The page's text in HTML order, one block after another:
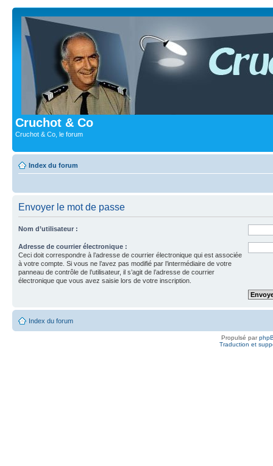
Cruchot & Co
Cruchot & Co, le forum
Index du forum
Envoyer le mot de passe
Nom d’utilisateur :
Adresse de courrier électronique :
Ceci doit correspondre à l’adresse de courrier électronique qui est associée
à votre compte. Si vous ne l’avez pas modifié par l’intermédiaire de votre
panneau de contrôle de l’utilisateur, il s’agit de l’adresse de courrier
électronique que vous avez saisie lors de votre inscription.
Index du forum
Propulsé par
Traduction et